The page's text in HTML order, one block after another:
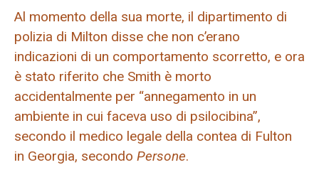
Al momento della sua morte, il dipartimento di
polizia di Milton disse che non c’erano
indicazioni di un comportamento scorretto, e ora
è stato riferito che Smith è morto
accidentalmente per “annegamento in un
ambiente in cui faceva uso di psilocibina”,
secondo il medico legale della contea di Fulton
in Georgia, secondo Persone.